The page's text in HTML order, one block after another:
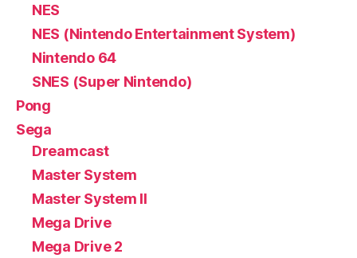
NES
NES (Nintendo Entertainment System)
Nintendo 64
SNES (Super Nintendo)
Pong
Sega
Dreamcast
Master System
Master System II
Mega Drive
Mega Drive 2